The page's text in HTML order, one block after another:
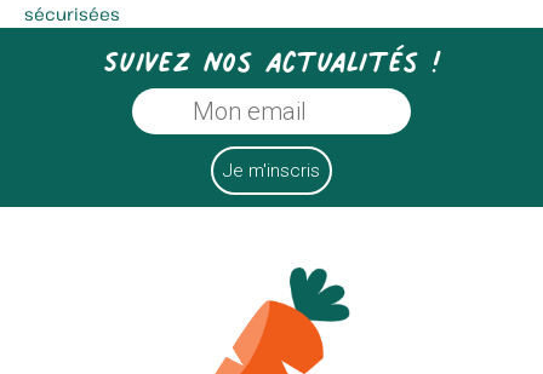
sécurisées
Suivez nos actualités !